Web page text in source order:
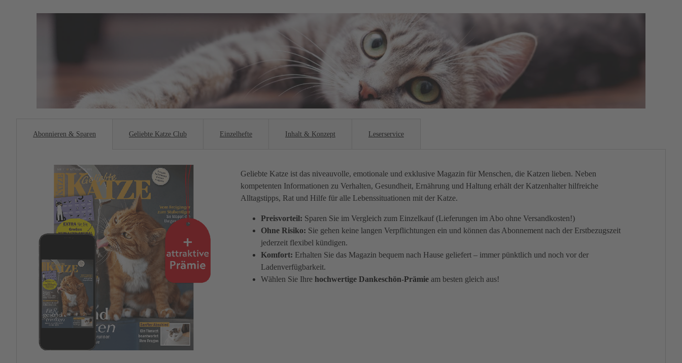
Abonnieren & Sparen Geliebte Katze Club Einzelhefte Inhalt & Konzept Leserservice
Geliebte Katze ist das niveauvolle, emotionale und exklusive Magazin für Menschen, die Katzen lieben. Neben
kompetenten Informationen zu Verhalten, Gesundheit, Ernährung und Haltung erhält der Katzenhalter hilfreiche
Alltagstipps, Rat und Hilfe für alle Lebenssituationen mit der Katze.
Preisvorteil: Sparen Sie im Vergleich zum Einzelkauf (Lieferungen im Abo ohne Versandkosten!)
Ohne Risiko: Sie gehen keine langen Verpflichtungen ein und können das Abonnement nach der Erstbezugszeit
jederzeit flexibel kündigen.
Komfort: Erhalten Sie das Magazin bequem nach Hause geliefert – immer pünktlich und noch vor der
Ladenverfügbarkeit.
Wählen Sie Ihre hochwertige Dankeschön-Prämieam besten gleich aus!